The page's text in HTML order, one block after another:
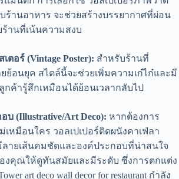
ร้านอาหาร จะช่วยสร้างบรรยากาศที่ผ่อน
ร้านที่เน้นความสงบ
ตอร์ (Vintage Poster): สำหรับร้านที่
ย้อนยุค สไตล์นี้จะช่วยเพิ่มความเก๋ไก๋และมี
กค้ารู้สึกเหมือนได้ย้อนเวลากลับไป
บ (Illustrative/Art Deco): หากต้องการ
เหมือนใคร วอลเปเปอร์ติดผนังคาเฟ่ลา
ลายเส้นคมชัดและองค์ประกอบที่น่าสนใจ
งคุณให้ดูทันสมัยและมีระดับ ซึ่งการตกแต่ง
art deco wall decor for restaurant กำลัง